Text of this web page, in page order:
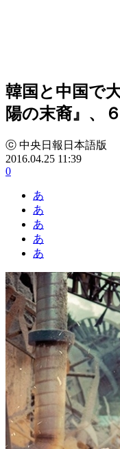
韓国と中国で
陽の末裔』、
ⓒ 中央日報日本語版
2016.04.25 11:39
0
あ
あ
あ
あ
あ